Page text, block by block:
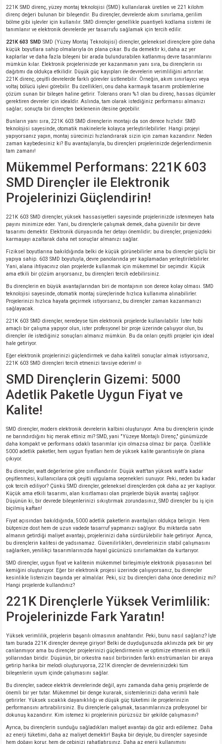
221K SMD direnç, yüzey montaj teknolojisi (SMD) kullanılarak üretilen ve 221 kilohm
direnç değeri bulunan bir bileşendir. Bu dirençler, devrelerde akım sınırlama, gerilim
bölme gibi işlevler için kullanılır. SMD dirençler genellikle puantiyeli kodlama sistemi ile
tanımlanır ve elektronik devrelerde yer tasarrufu sağlamak için tercih edilir.
221K 603 SMD SMD (Yüzey Montaj Teknolojisi) dirençler, geleneksel dirençlere göre daha
küçük boyutlara sahip olmalarıyla ön plana çıkar. Bu da demektir ki, daha az yer
kaplarlar ve daha fazla bileşeni bir arada bulundurabilen katlanmış devre tasarımlarını
mümkün kılar. Elektronik projelerinizde yer kazanmanın yanı sıra, bu dirençlerin ısı
dağıtımı da oldukça etkilidir. Düşük güç kayıpları ile devrelerin verimliliğini artırırlar.
221K direnç, çeşitli devrelerde farklı görevler üstlenebilir. Örneğin, akım sınırlayıcı veya
voltaj bölücü işlevi görebilir. Bu özellikleri, onu daha karmaşık tasarım problemlerine
çözüm sunan bir bileşen haline getirir. Tolerans oranı %1 olan bu direnç, hassas ölçümler
gerektiren devreler için idealdir. Aslında, tam olarak istediğiniz performansı almanızı
sağlar; sonuçta bir dirençten beklenenin ötesine geçebilir.
Bunların yanı sıra, 221K 603 SMD dirençlerin montajı da son derece hızlıdır. SMD
teknolojisi sayesinde, otomatik makinelerle kolayca yerleştirilebilirler. Hangi projeyi
yapıyorsanız yapın, montaj sürecinizi hızlandırarak sizin için zaman kazandırır. Neden
zaman kaybedesiniz ki? Bu avantajlarıyla, bu dirençleri projelerinizde değerlendirmenin
tam zamanı!
Mükemmel Performans: 221K 603
SMD Dirençler ile Elektronik
Projelerinizi Güçlendirin!
221K 603 SMD dirençler, yüksek hassasiyetleri sayesinde projelerinizde istenmeyen hata
payını minimize eder. Yani, bu dirençlerle çalışmak demek, daha güvenilir bir devre
tasarımı demektir. Elektronik dünyasında her detayı önemlidir; bu dirençler, projenizdeki
karmaşayı azaltarak daha net sonuçlar almanızı sağlar.
Fiziksel boyutlarına bakıldığında belki de küçük görünebilirler ama bu dirençler güçlü bir
yapıya sahip. 603 SMD boyutuyla, devre panolarında yer kaplamadan yerleştirilebilirler.
Yani, alana ihtiyacınız olan projelerde kullanmak için mükemmel bir seçimdir. Küçük
ama etkili bir çözüm arıyorsanız, bu dirençleri tercih edebilirsiniz.
Bu dirençlerin en büyük avantajlarından biri de montajının son derece kolay olması. SMD
teknolojisi sayesinde, otomatik montaj süreçlerinde hızlıca kullanıma alınabilirler.
Projelerinizi hızlıca hayata geçirmek istiyorsanız, bu dirençler zaman kazanmanızı
sağlayacak.
221K 603 SMD dirençler, neredeyse tüm elektronik projelerde kullanılabilir. İster hobi
amaçlı bir çalışma yapıyor olun, ister profesyonel bir proje üzerinde çalışıyor olun, bu
dirençler ile istediğiniz sonuçları almanız mümkün. Bu da onları çeşitli projeler için ideal
hale getiriyor.
Eğer elektronik projelerinizi güçlendirmek ve daha kaliteli sonuçlar almak istiyorsanız,
221K 603 SMD dirençleri tercih etmenizi tavsiye ederim! ℗
SMD Dirençlerin Gizemi: 5000
Adetlik Paketle Uygun Fiyat ve
Kalite!
SMD dirençler, modern elektronik devrelerin kalbini oluşturuyor. Ama bu dirençlerin içinde
ne barındırdığını hiç merak ettiniz mi? SMD, yani "Yüzeye Montajlı Direnç," günümüzde
daha kompakt ve performans odaklı tasarımlar için olmazsa olmaz bir parça. Özellikle
5000 adetlik paketler, hem uygun fiyatları hem de yüksek kalite garantisiyle ön plana
çıkıyor.
Bu dirençler, watt değerlerine göre sınıflandırılır. Düşük watt’tan yüksek watt’a kadar
çeşitlenmesi, kullanıcılara çok çeşitli uygulama seçenekleri sunuyor. Peki, neden bu kadar
çok tercih ediliyor? Çünkü SMD dirençler, geleneksel dirençlerden çok daha az yer kaplıyor.
Küçük ama etkili tasarımı, alan kısıtlaması olan projelerde büyük avantaj sağlıyor.
Düşünün ki, bir devrede bileşenlerinizi sıkıştırmak zorundasınız, SMD dirençler bu iş için
biçilmiş kaftan!
Fiyat açısından bakıldığında, 5000 adetlik paketlerin avantajları oldukça belirgin. Hem
bütçenize dost hem de uzun vadede tasarruf yapmanızı sağlıyor. Bu miktarda satın
almanın getirdiği maliyet avantajı, projelerinizi daha sürdürülebilir hale getiriyor. Ayrıca,
bu dirençlerin kalitesi de yadsınamaz. Güvenilirlikleri, devrelerinizin stabil çalışmasını
sağlarken, yenilikçi tasarımlarınızda hayal gücünüzü sınırlamaktan da kurtarıyor.
SMD dirençler, uygun fiyat ve kalitenin mükemmel birleşimiyle elektronik piyasasının bel
kemiğini oluşturuyor. Eğer bir elektronik projesi üzerinde çalışıyorsanız, bu dirençler
kesinlikle listenizin başında yer almalılar. Peki, siz bu dirençleri daha önce denediniz mi?
Hangi projelerde kullandınız?
221K Dirençlerle Yüksek Verimlilik:
Projelerinizde Fark Yaratın!
Yüksek verimlilik, projelerin başarılı olmasının anahtarıdır. Peki, bunu nasıl sağlarız? İşte
tam burada 221K dirençler devreye giriyor! Belki de duyduğunuzda aklınızda pek bir şey
canlanmıyor ama bu dirençler projelerinizi güçlendirmenin ve optimize etmenin en etkili
yollarından biridir. Düşünün, bir orkestra nasıl birbirinden farklı enstrümanları bir araya
getirip harika bir melodi oluşturuyorsa, 221K dirençler de devrelerinizdeki tüm
bileşenlerin uyum içinde çalışmasını sağlar.
Bu dirençler, sadece elektrik devrelerinde değil, aynı zamanda daha geniş projelerde de
önemli bir yer tutar. Mükemmel bir denge kurarak, sistemlerinizi daha verimli hale
getirirler. Yüksek sıcaklık dayanıklılığı ve düşük güç tüketimi ile projelerinizin
performansını artırabilirsiniz. Bu dirençlerle çalışmak, tasarımlarınıza profesyonel bir
dokunuş kazandırır. Kim istemez ki projelerinin pürüzsüz bir şekilde çalışmasını?
Ayrıca, bu dirençlerin sunduğu sağladıkları maliyet avantajı da göz ardı edilemez. Daha
az enerji tüketimi, daha az maliyet demektir! Başka bir deyişle, bu dirençler sayesinde
hem doğayı korur, hem de cebinizi rahatlatırsınız. Daha az enerji kullanımını